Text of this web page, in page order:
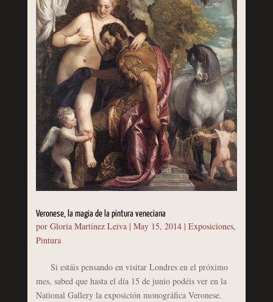
Veronese, la magia de la pintura veneciana
por Gloria Martínez Leiva| May 15, 2014| Exposiciones,
Pintura
Si estáis pensando en visitar Londres en el próximo
mes, sabed que hasta el día 15 de junio podéis ver en la
National Gallery la exposición monográfica Veronese.